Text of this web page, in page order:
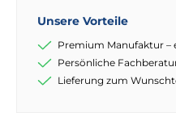
Unsere Vorteile
Premium Manufaktur –
Persönliche
Lieferung zum